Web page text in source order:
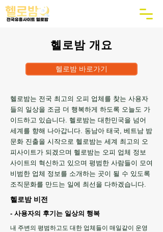
헬로밤 개요
헬로밤 바로가기
헬로밤는 전국 최고의 오피 업체를 찾는 사용자
들의 일상을 조금 더 행복하게 하도록 오늘도 가
이드하고 있습니다. 헬로밤는 대한민국을 넘어
세계를 향해 나아갑니다. 동남아 태국, 베트남 밤
문화 진출을 시작으로 헬로밤는 세계 최고의 오
피사이트가 되겠으며 헬로밤는 오피 업체 정보
사이트의 혁신하고 있으며 평범한 사람들이 모여
비범한 업체 정보를 소개하는 곳이 될 수 있도록
조직문화를 만드는 일에 최선을 다하겠습니다.
헬로밤 비전
- 사용자의 후기는 일상의 행복
​내 주변의 평범하고도 대한 업체들이 매일같이 운영